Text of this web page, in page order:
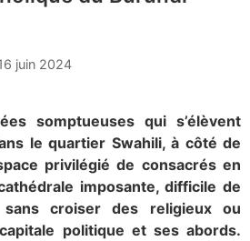
juin 2024
somptueuses qui s’élèvent
le quartier Swahili, à côté de
privilégié de consacrés en
imposante, difficile de
croiser des religieux ou
politique et ses abords.